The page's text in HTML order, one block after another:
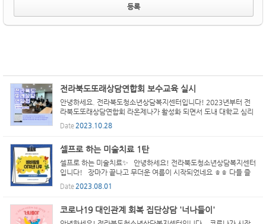
전라북도또래상담연합회 보수교육 실시
안녕하세요. 전라북도청소년상담복지센터입니다! 2023년부터 전
라북도또래상담연합회 라온제나가 활성화 되면서 도내 대학교 심리
학과에 재학중인 또래상담자들과 재미있는 활동을 이어나가고 있습
니다. 특히 또래상담자로서 상담역량을 키우고 싶은 욕구가 뿜...
Date2023.10.28
셀프로 하는 미술치료 1탄
셀프로 하는 미술치료✨ 안녕하세요! 전라북도청소년상담복지센터
입니다! 장마가 끝나고 무더운 여름이 시작되었네요 ㅎㅎ 다들 즐
거운 방학 보내고 있나요? 오늘은 집에서 혼자 해볼 수 있는 미술
치료를 준비해봤어요! 종이와 펜만 있으면 가능하니까 ...
Date2023.08.01
코로나19 대인관계 회복 집단상담 '너나들이'